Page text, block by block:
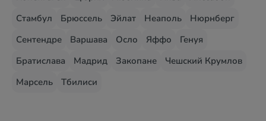
Стамбул
Брюссель Эйлат Неаполь
Нюрнберг
Сентендре
Варшава Осло Яффо
Генуя
Братислава
Мадрид Закопане
Чешский Крумлов
Марсель
Тбилиси